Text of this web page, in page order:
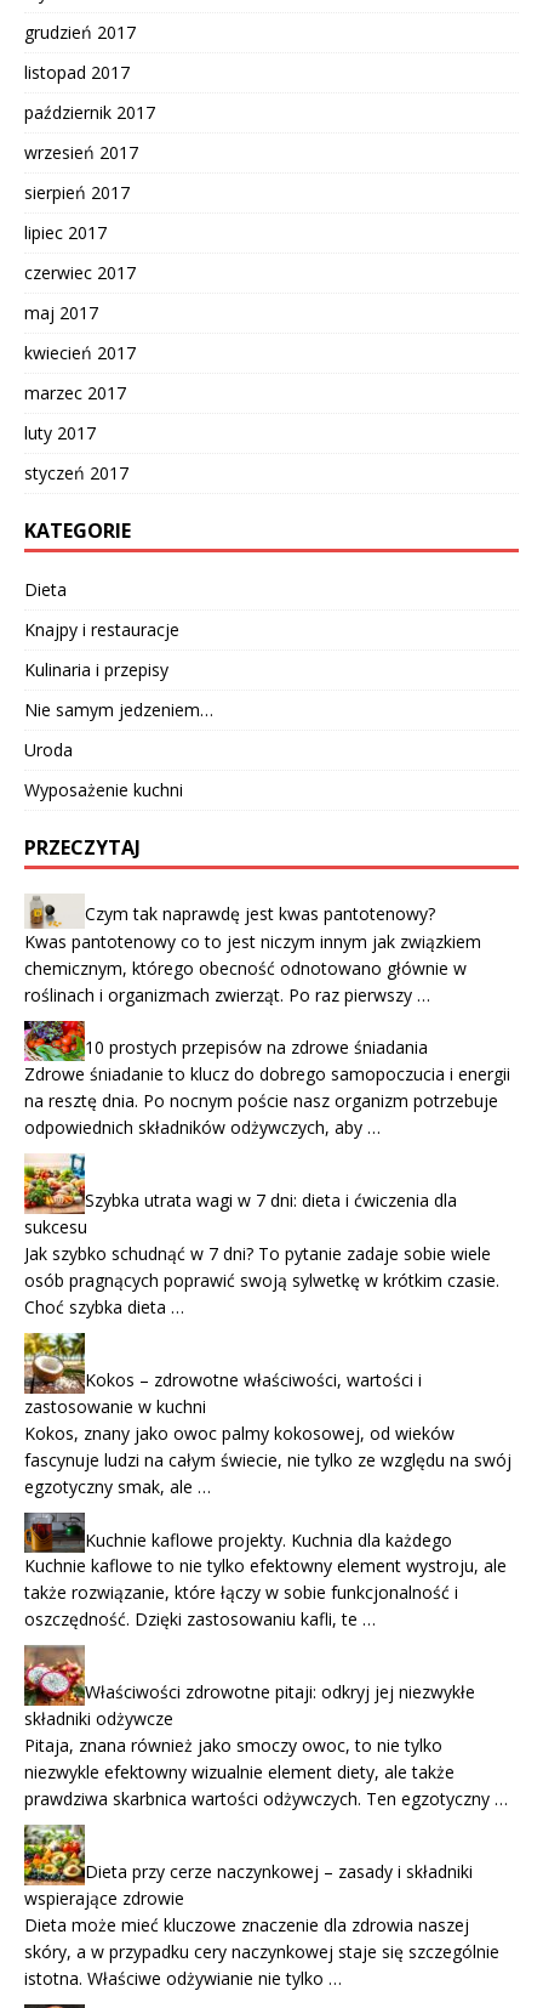
grudzień 2017
listopad 2017
październik 2017
wrzesień 2017
sierpień 2017
lipiec 2017
czerwiec 2017
maj 2017
kwiecień 2017
marzec 2017
luty 2017
styczeń 2017
KATEGORIE
Dieta
Knajpy i restauracje
Kulinaria i przepisy
Nie samym jedzeniem…
Uroda
Wyposażenie kuchni
PRZECZYTAJ
Czym tak naprawdę jest kwas pantotenowy?
Kwas pantotenowy co to jest niczym innym jak związkiem
chemicznym, którego obecność odnotowano głównie w
roślinach i organizmach zwierząt. Po raz pierwszy …
10 prostych przepisów na zdrowe śniadania
Zdrowe śniadanie to klucz do dobrego samopoczucia i energii
na resztę dnia. Po nocnym poście nasz organizm potrzebuje
odpowiednich składników odżywczych, aby …
Szybka utrata wagi w 7 dni: dieta i ćwiczenia dla
sukcesu
Jak szybko schudnąć w 7 dni? To pytanie zadaje sobie wiele
osób pragnących poprawić swoją sylwetkę w krótkim czasie.
Choć szybka dieta …
Kokos – zdrowotne właściwości, wartości i
zastosowanie w kuchni
Kokos, znany jako owoc palmy kokosowej, od wieków
fascynuje ludzi na całym świecie, nie tylko ze względu na swój
egzotyczny smak, ale …
Kuchnie kaflowe projekty. Kuchnia dla każdego
Kuchnie kaflowe to nie tylko efektowny element wystroju, ale
także rozwiązanie, które łączy w sobie funkcjonalność i
oszczędność. Dzięki zastosowaniu kafli, te …
Właściwości zdrowotne pitaji: odkryj jej niezwykłe
składniki odżywcze
Pitaja, znana również jako smoczy owoc, to nie tylko
niezwykle efektowny wizualnie element diety, ale także
prawdziwa skarbnica wartości odżywczych. Ten egzotyczny …
Dieta przy cerze naczynkowej – zasady i składniki
wspierające zdrowie
Dieta może mieć kluczowe znaczenie dla zdrowia naszej
skóry, a w przypadku cery naczynkowej staje się szczególnie
istotna. Właściwe odżywianie nie tylko …